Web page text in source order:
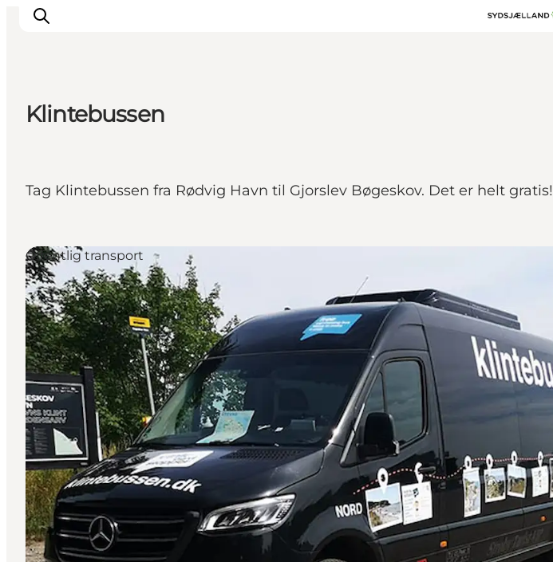
Events
Spis
Planlæg din tur
Klintebussen
Tag Klintebussen fra Rødvig Havn til Gjorslev Bøgeskov. Det er helt gratis!
Offentlig transport